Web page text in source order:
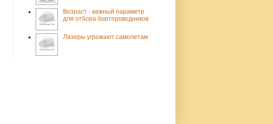
Возраст - важный параметр
для отбора бортпроводников
Лазеры угрожают самолетам